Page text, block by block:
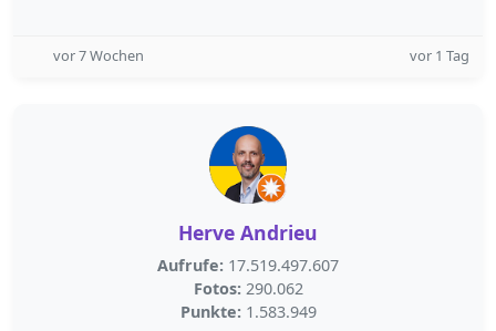
vor 7 Wochen vor 1 Tag
Herve Andrieu
Aufrufe: 17.519.497.607
Fotos: 290.062
Punkte: 1.583.949